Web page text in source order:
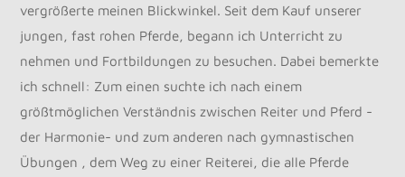
vergrößerte meinen Blickwinkel. Seit dem Kauf unserer
jungen, fast rohen Pferde, begann ich Unterricht zu
nehmen und Fortbildungen zu besuchen. Dabei bemerkte
ich schnell: Zum einen suchte ich nach einem
größtmöglichen Verständnis zwischen Reiter und Pferd -
der Harmonie- und zum anderen nach gymnastischen
Übungen , dem Weg zu einer Reiterei, die alle Pferde